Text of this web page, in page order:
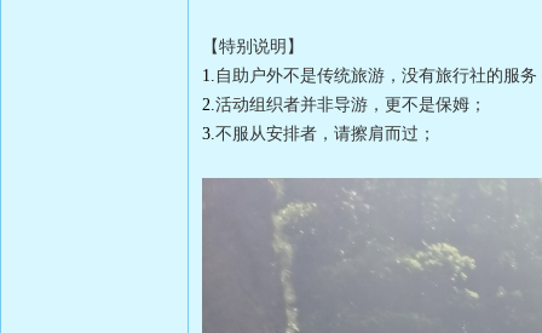
【特别说明】
1. 自助户外不是传统旅游，没有旅行社的服务
2.活动组织者并非导游，更不是保姆；
3.不服从安排者，请擦肩而过；